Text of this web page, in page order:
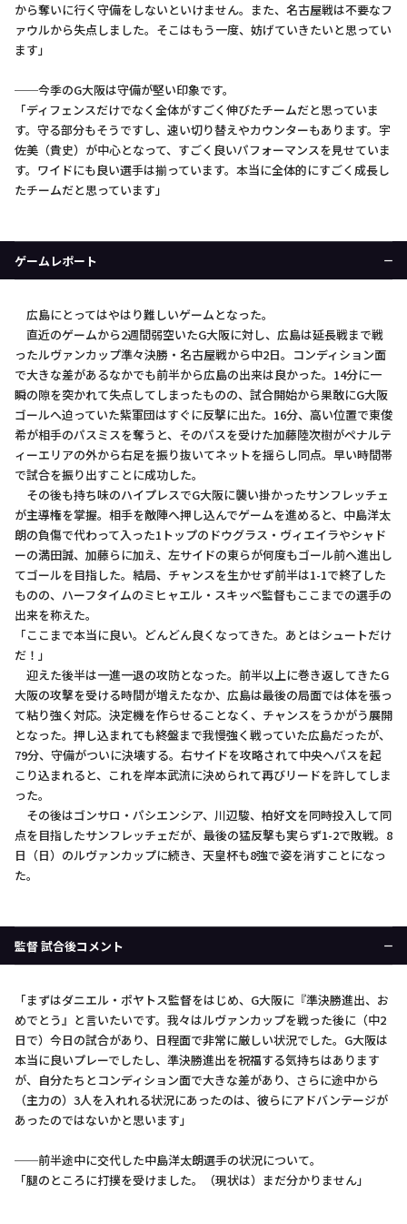
から奪いに行く守備をしないといけません。また、名古屋戦は不要なフ
ァウルから失点しました。そこはもう一度、妨げていきたいと思ってい
ます」
──今季のG大阪は守備が堅い印象です。
「ディフェンスだけでなく全体がすごく伸びたチームだと思っていま
す。守る部分もそうですし、速い切り替えやカウンターもあります。宇
佐美（貴史）が中心となって、すごく良いパフォーマンスを見せていま
す。ワイドにも良い選手は揃っています。本当に全体的にすごく成長し
たチームだと思っています」
ゲームレポート
広島にとってはやはり難しいゲームとなった。
直近のゲームから2週間弱空いたG大阪に対し、広島は延長戦まで戦
ったルヴァンカップ準々決勝・名古屋戦から中2日。コンディション面
で大きな差があるなかでも前半から広島の出来は良かった。14分に一
瞬の隙を突かれて失点してしまったものの、試合開始から果敢にG大阪
ゴールへ迫っていた紫軍団はすぐに反撃に出た。16分、高い位置で東俊
希が相手のパスミスを奪うと、そのパスを受けた加藤陸次樹がペナルテ
ィーエリアの外から右足を振り抜いてネットを揺らし同点。早い時間帯
で試合を振り出すことに成功した。
その後も持ち味のハイプレスでG大阪に襲い掛かったサンフレッチェ
が主導権を掌握。相手を敵陣へ押し込んでゲームを進めると、中島洋太
朗の負傷で代わって入った1トップのドウグラス・ヴィエイラやシャド
ーの満田誠、加藤らに加え、左サイドの東らが何度もゴール前へ進出し
てゴールを目指した。結局、チャンスを生かせず前半は1-1で終了した
ものの、ハーフタイムのミヒャエル・スキッベ監督もここまでの選手の
出来を称えた。
「ここまで本当に良い。どんどん良くなってきた。あとはシュートだけ
だ！」
迎えた後半は一進一退の攻防となった。前半以上に巻き返してきたG
大阪の攻撃を受ける時間が増えたなか、広島は最後の局面では体を張っ
て粘り強く対応。決定機を作らせることなく、チャンスをうかがう展開
となった。押し込まれても終盤まで我慢強く戦っていた広島だったが、
79分、守備がついに決壊する。右サイドを攻略されて中央へパスを起
こり込まれると、これを岸本武流に決められて再びリードを許してしま
った。
その後はゴンサロ・パシエンシア、川辺駿、柏好文を同時投入して同
点を目指したサンフレッチェだが、最後の猛反撃も実らず1-2で敗戦。8
日（日）のルヴァンカップに続き、天皇杯も8強で姿を消すことになっ
た。
監督 試合後コメント
「まずはダニエル・ポヤトス監督をはじめ、G大阪に『準決勝進出、お
めでとう』と言いたいです。我々はルヴァンカップを戦った後に（中2
日で）今日の試合があり、日程面で非常に厳しい状況でした。G大阪は
本当に良いプレーでしたし、準決勝進出を祝福する気持ちはあります
が、自分たちとコンディション面で大きな差があり、さらに途中から
（主力の）3人を入れれる状況にあったのは、彼らにアドバンテージが
あったのではないかと思います」
──前半途中に交代した中島洋太朗選手の状況について。
「腿のところに打撲を受けました。（現状は）まだ分かりません」